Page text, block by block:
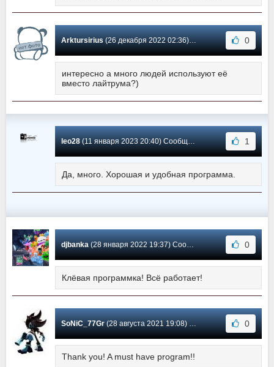
Arktursirius(26 декабря 2022 02:36) Сообщение #11 0
интересно а много людей используют её
вместо лайтрума?)
leo28(11 января 2023 20:40) Сообщение #10 1
Да, много. Хорошая и удобная программа.
djbanka(28 января 2022 19:37) Сообщение #9 0
Клёвая программка! Всё работает!
SoNiC_77Gr(28 августа 2021 19:08) Сообщение #8 0
Thank you! A must have program!!